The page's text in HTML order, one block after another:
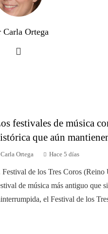
Carla Ortega
festivales de música
que aún
Carla Ortega Hace 5 días
Festival de los Tres Coros
de música más antiguo que
el Festival de los